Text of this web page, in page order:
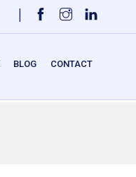
|
BLOG CONTACT